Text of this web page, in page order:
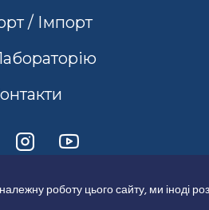
/ Імпорт
роботу цього сайту, ми іноді